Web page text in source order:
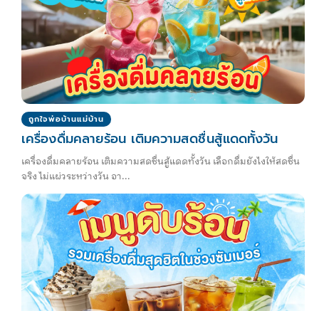
ถูกใจพ่อบ้านแม่บ้าน
เครื่องดื่มคลายร้อน เติมความสดชื่นสู้แดดทั้งวัน
เครื่องดื่มคลายร้อน เติมความสดชื่นสู้แดดทั้งวัน เลือกดื่มยังไงให้สดชื่น
จริง ไม่แผ่วระหว่างวัน อา...